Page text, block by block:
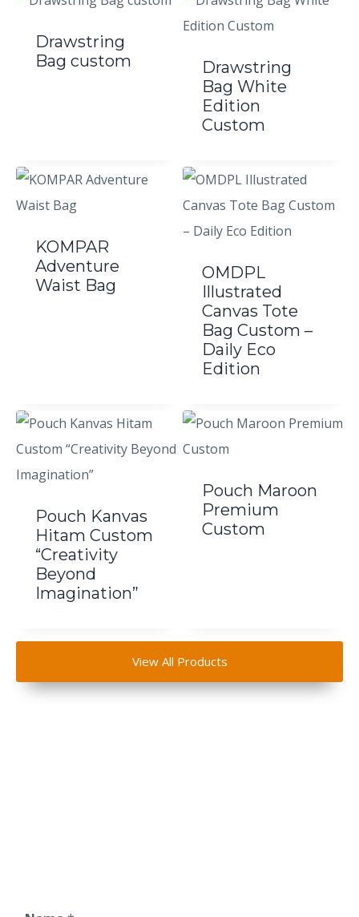
Drawstring
Bag custom
Drawstring
Bag White
Edition
Custom
KOMPAR
Adventure
Waist Bag
OMDPL
Illustrated
Canvas Tote
Bag Custom –
Daily Eco
Edition
Pouch Kanvas
Hitam Custom
“Creativity
Beyond
Imagination”
Pouch Maroon
Premium
Custom
View All Products